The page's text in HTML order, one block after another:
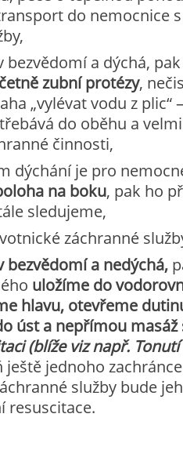
do nemocnice
bezvědomí a dýchá,
zubní protézy,
„vylévat vodu z plic“
do oběhu a
činnosti,
dýchání je pro
na boku, pak ho
sledujeme,
záchranné
bezvědomí a nedýchá,
uložíme do
hlavu, otevřeme
úst a nepřímou masáž
(blíže viz např. Tonutí
jednoho
služby bude
resuscitace.